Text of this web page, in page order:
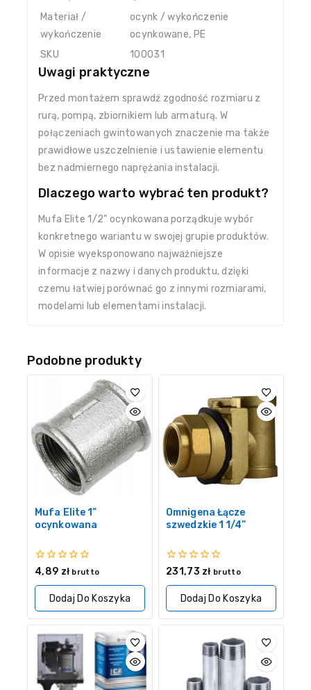
Materiał /
wykończenie
ocynk / wykończenie
ocynkowane, PE
SKU
100031
Uwagi praktyczne
Przed montażem sprawdź zgodność rozmiaru z
rurą, pompą, zbiornikiem lub armaturą. W
połączeniach gwintowanych znaczenie ma także
prawidłowe uszczelnienie i ustawienie elementu
bez nadmiernego naprężania instalacji.
Dlaczego warto wybrać ten produkt?
Mufa Elite 1/2" ocynkowana porządkuje wybór
konkretnego wariantu w swojej grupie produktów.
W opisie wyeksponowano najważniejsze
informacje z nazwy i danych produktu, dzięki
czemu łatwiej porównać go z innymi rozmiarami,
modelami lub elementami instalacji.
Podobne produkty
Mufa Elite 1”
ocynkowana
0
5
4,89 zł brutto
Dodaj Do Koszyka
Omnigena Łącze
szwedzkie 1 1/4”
0
5
231,73 zł brutto
Dodaj Do Koszyka